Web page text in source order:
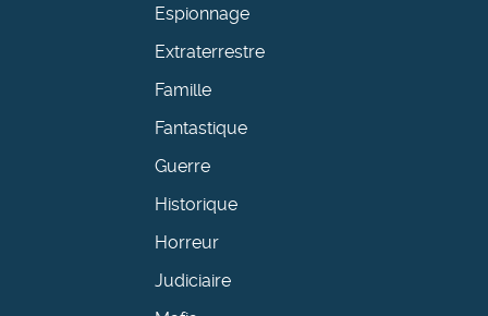
Espionnage
Extraterrestre
Famille
Fantastique
Guerre
Historique
Horreur
Judiciaire